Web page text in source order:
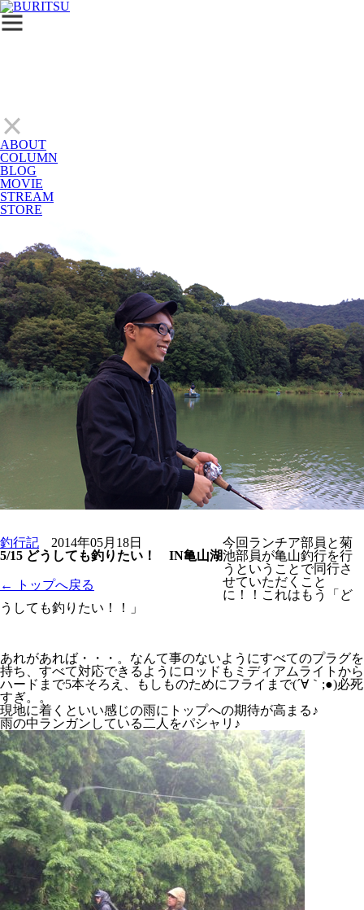
ABOUT
COLUMN
BLOG
MOVIE
STREAM
STORE
釣行記
2014年05月18日
5/15 どうしても釣りたい！ IN亀山湖
← トップへ戻る
今回ランチア部員と菊
池部員が亀山釣行を行
うということで同行さ
せていただくこと
に！！これはもう「ど
うしても釣りたい！！」
あれがあれば・・・。なんて事のないようにすべてのプラグを
持ち、すべて対応できるようにロッドもミディアムライトから
ハードまで5本そろえ、もしものためにフライまで(´∀｀;●)必死
すぎ。。
現地に着くといい感じの雨にトップへの期待が高まる♪
雨の中ランガンしている二人をパシャリ♪